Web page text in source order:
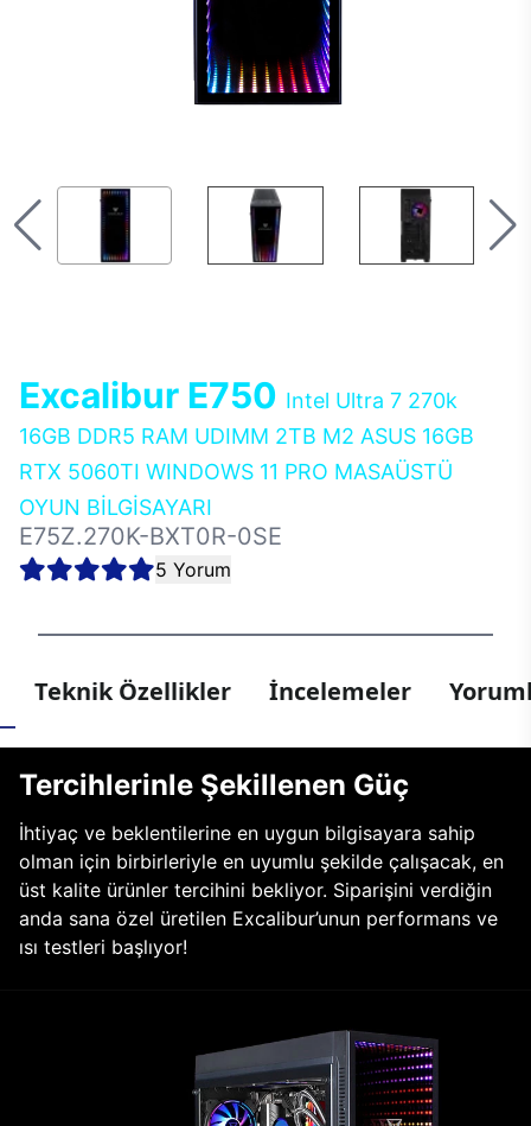
Excalibur E750 Intel Ultra 7 270k
16GB DDR5 RAM UDIMM 2TB M2 ASUS 16GB
RTX 5060TI WINDOWS 11 PRO MASAÜSTÜ
OYUN BİLGİSAYARI
E75Z.270K-BXT0R-0SE
5 Yorum
Teknik Özellikler İncelemeler
Tercihlerinle Şekillenen Güç
İhtiyaç ve beklentilerine en uygun bilgisayara sahip
olman için birbirleriyle en uyumlu şekilde çalışacak, en
üst kalite ürünler tercihini bekliyor. Siparişini verdiğin
anda sana özel üretilen Excalibur’unun performans ve
ısı testleri başlıyor!